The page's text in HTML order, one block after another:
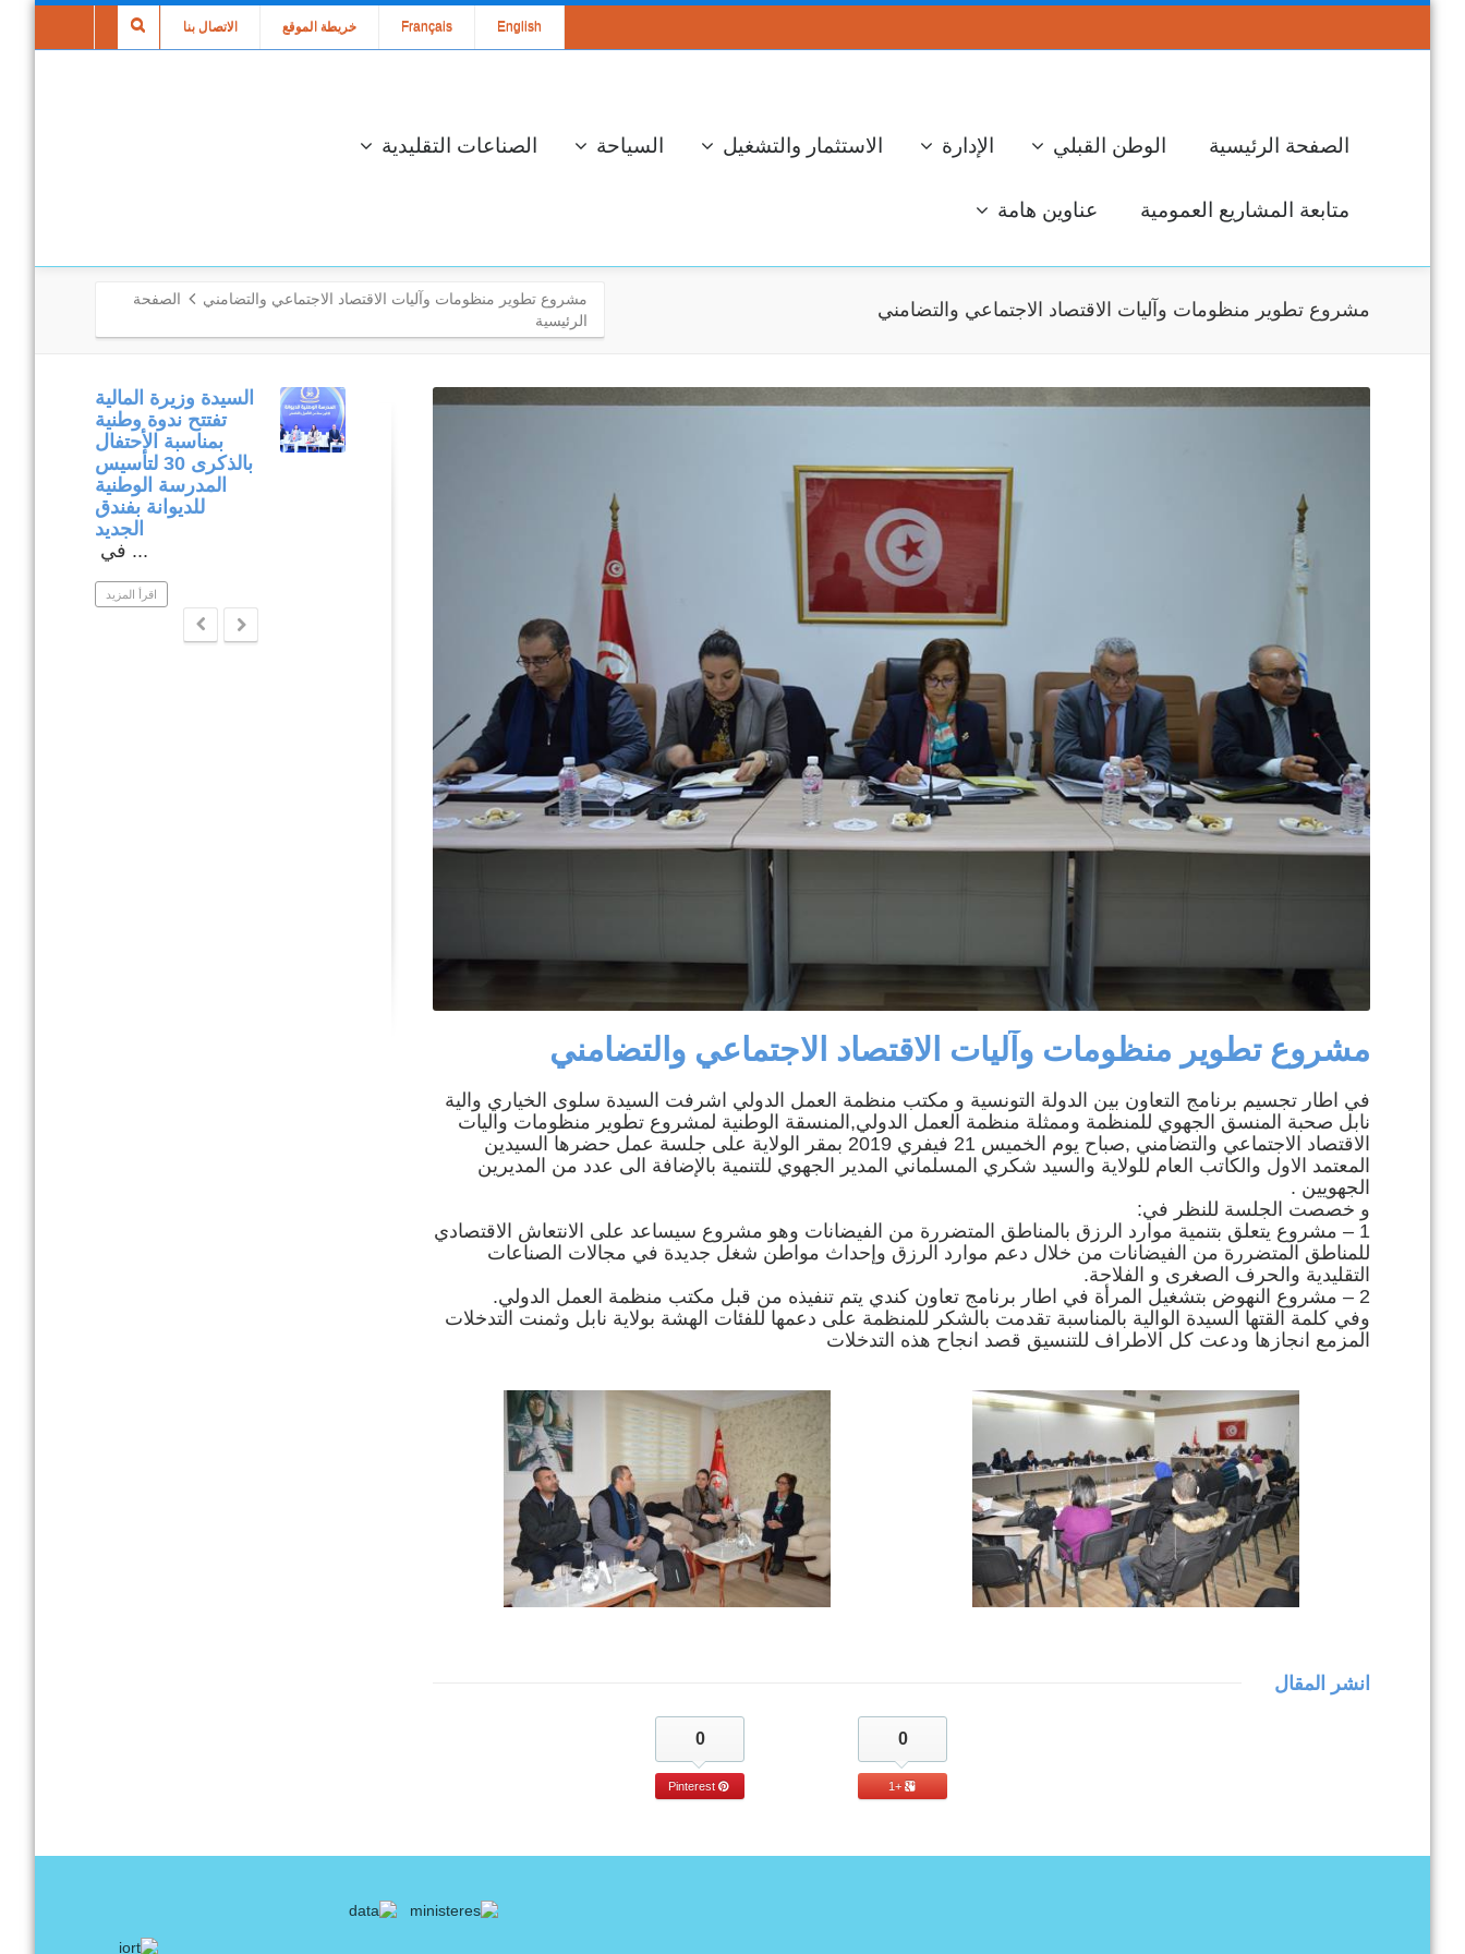
الاتصال بنا خريطة الموقع Français English
الصفحة الرئيسية الوطن القبلي الإدارة الاستثمار والتشغيل السياحة الصناعات التقليدية
متابعة المشاريع العمومية عناوين هامة
مشروع تطوير منظومات وآليات الاقتصاد الاجتماعي والتضامني مشروع تطوير منظومات وآليات الاقتصاد الاجتماعي والتضامني
الصفحة
الرئيسية
مشروع تطوير منظومات وآليات الاقتصاد الاجتماعي والتضامني
في اطار تجسيم برنامج التعاون بين الدولة التونسية و مكتب منظمة العمل الدولي اشرفت السيدة سلوى الخياري والية
نابل صحبة المنسق الجهوي للمنظمة وممثلة منظمة العمل الدولي,المنسقة الوطنية لمشروع تطوير منظومات واليات
الاقتصاد الاجتماعي والتضامني ,صباح يوم الخميس 21 فيفري 2019 بمقر الولاية على جلسة عمل حضرها السيدين
المعتمد الاول والكاتب العام للولاية والسيد شكري المسلماني المدير الجهوي للتنمية بالإضافة الى عدد من المديرين
الجهويين .
و خصصت الجلسة للنظر في:
1 – مشروع يتعلق بتنمية موارد الرزق بالمناطق المتضررة من الفيضانات وهو مشروع سيساعد على الانتعاش الاقتصادي
للمناطق المتضررة من الفيضانات من خلال دعم موارد الرزق وإحداث مواطن شغل جديدة في مجالات الصناعات
التقليدية والحرف الصغرى و الفلاحة.
2 – مشروع النهوض بتشغيل المرأة في اطار برنامج تعاون كندي يتم تنفيذه من قبل مكتب منظمة العمل الدولي.
وفي كلمة القتها السيدة الوالية بالمناسبة تقدمت بالشكر للمنظمة على دعمها للفئات الهشة بولاية نابل وثمنت التدخلات
المزمع انجازها ودعت كل الاطراف للتنسيق قصد انجاح هذه التدخلات
انشر المقال
0
+1
0
Pinterest
السيدة وزيرة المالية
تفتتح ندوة وطنية
بمناسبة الأحتفال
بالذكرى 30 لتأسيس
المدرسة الوطنية
للديوانة بفندق
الجديد
في ...
اقرأ المزيد
متابعة مكتبية
اقرأ المزيد
المزدوج ذو جهد 400
كيلوفولط قرنبالية 2
في إطار تطوير ...
اقرأ المزيد